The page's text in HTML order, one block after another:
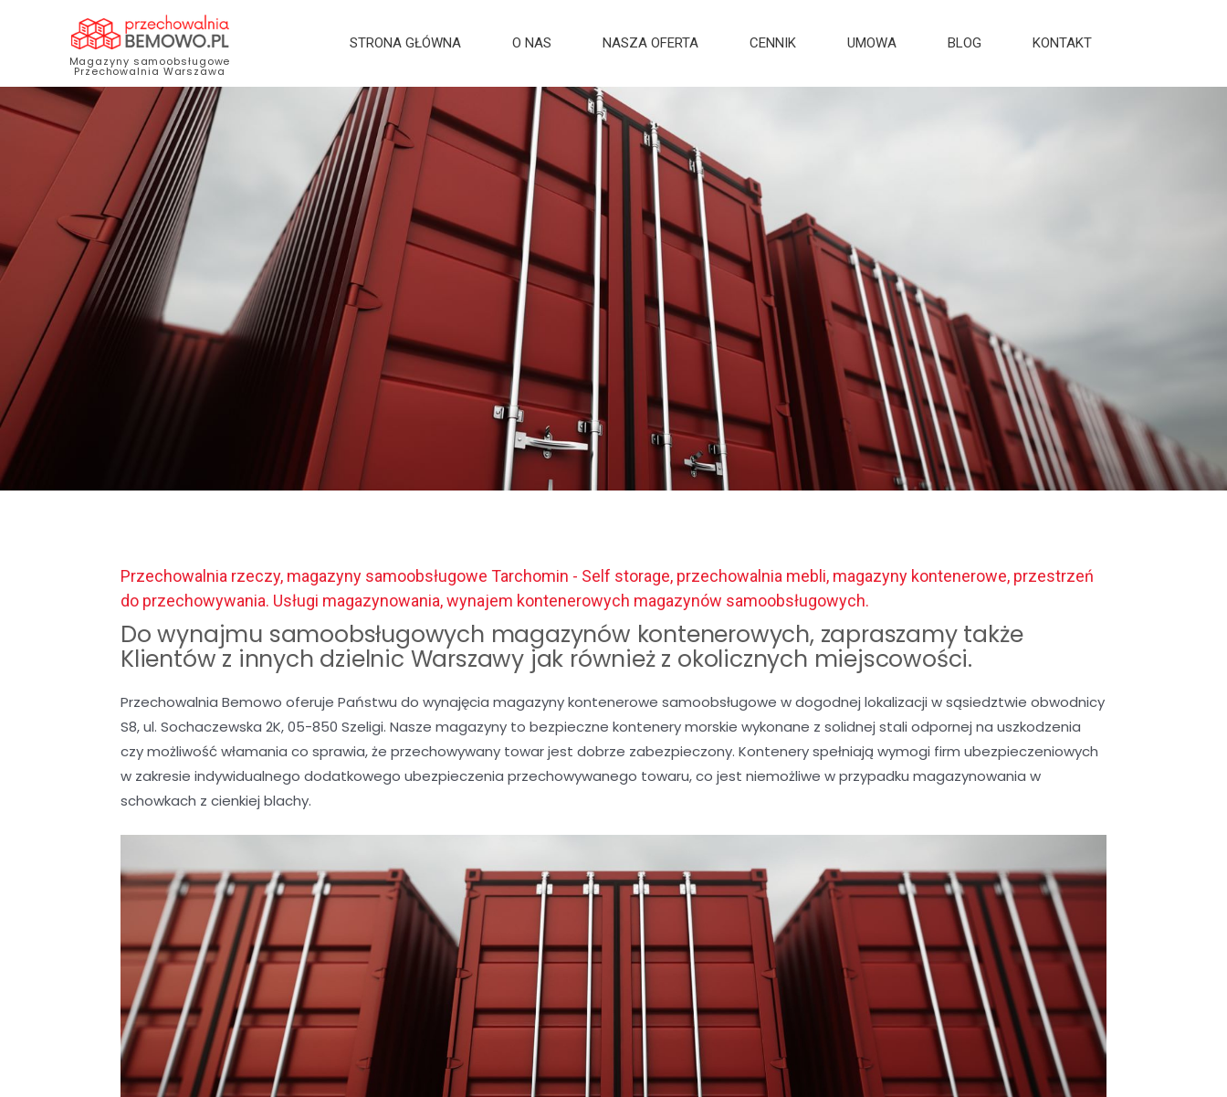
Magazyny samoobsługowe
Przechowalnia Warszawa
STRONA GŁÓWNA O NAS NASZA OFERTA CENNIK UMOWA BLOG KONTAKT
Przechowalnia rzeczy, magazyny samoobsługowe Tarchomin - Self storage, przechowalnia mebli, magazyny kontenerowe, przestrzeń
do przechowywania. Usługi magazynowania, wynajem kontenerowych magazynów samoobsługowych.
Do wynajmu samoobsługowych magazynów kontenerowych, zapraszamy także
Klientów z innych dzielnic Warszawy jak również z okolicznych miejscowości.
Przechowalnia Bemowo oferuje Państwu do wynajęcia magazyny kontenerowe samoobsługowe w dogodnej lokalizacji w sąsiedztwie obwodnicy
S8, ul. Sochaczewska 2K, 05-850 Szeligi. Nasze magazyny to bezpieczne kontenery morskie wykonane z solidnej stali odpornej na uszkodzenia
czy możliwość włamania co sprawia, że przechowywany towar jest dobrze zabezpieczony. Kontenery spełniają wymogi firm ubezpieczeniowych
w zakresie indywidualnego dodatkowego ubezpieczenia przechowywanego towaru, co jest niemożliwe w przypadku magazynowania w
schowkach z cienkiej blachy.